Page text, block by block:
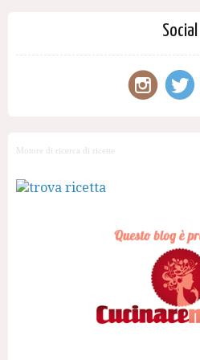
Social
Motore di ricerca di ricette